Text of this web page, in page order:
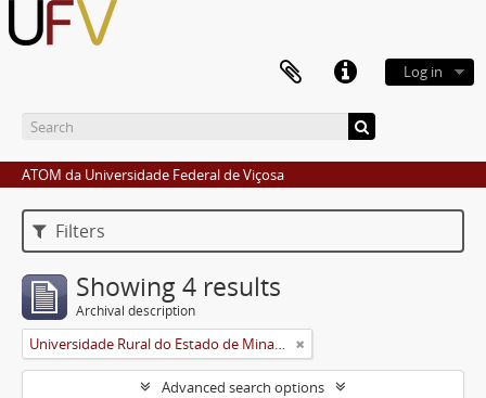
Log in
ATOM da Universidade Federal de Viçosa
Filters
Showing 4 results
Archival description
Universidade Rural do Estado de Minas Gerais (Uremg)
Advanced search options